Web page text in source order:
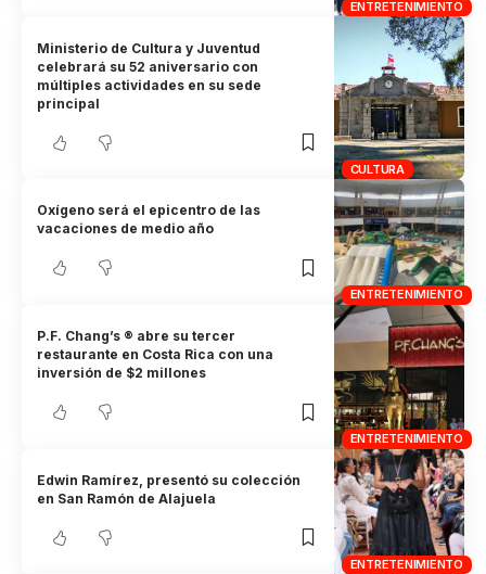
ENTRETENIMIENTO
CULTURA
Ministerio de Cultura y Juventud
celebrará su 52 aniversario con
múltiples actividades en su sede
principal
ENTRETENIMIENTO
Oxígeno será el epicentro de las
vacaciones de medio año
ENTRETENIMIENTO
P.F. Chang’s ® abre su tercer
restaurante en Costa Rica con una
inversión de $2 millones
ENTRETENIMIENTO
Edwin Ramírez, presentó su colección
en San Ramón de Alajuela